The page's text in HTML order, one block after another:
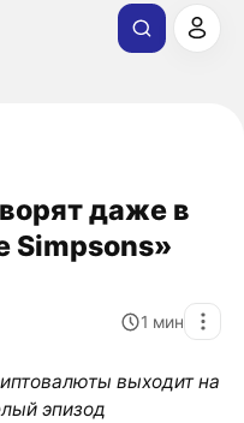
даже в
Simpsons»
1 мин
выходит на
эпизод